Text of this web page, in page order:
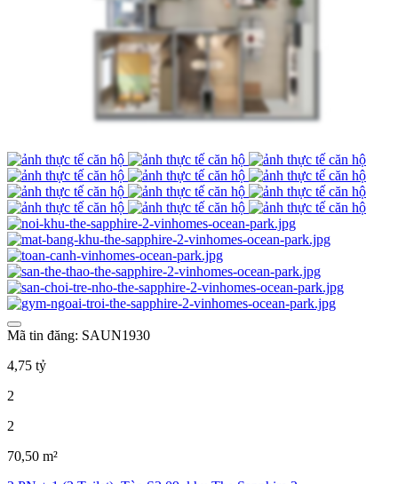
Mã tin đăng: SAUN1930
4,75 tỷ
2
2
70,50 m²